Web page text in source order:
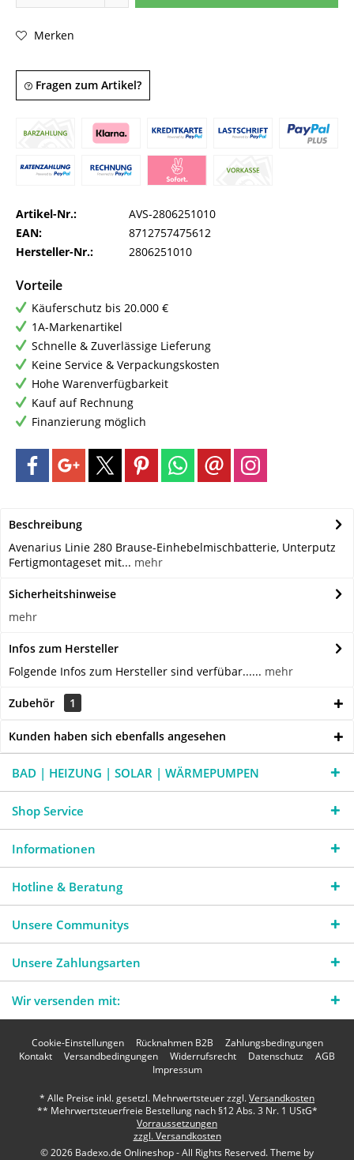
Merken
Fragen zum Artikel?
Artikel-Nr.:
AVS-2806251010
EAN:
8712757475612
Hersteller-Nr.:
2806251010
Vorteile
Käuferschutz bis 20.000 €
1A-Markenartikel
Schnelle & Zuverlässige Lieferung
Keine Service & Verpackungskosten
Hohe Warenverfügbarkeit
Kauf auf Rechnung
Finanzierung möglich
Beschreibung
Avenarius Linie 280 Brause-Einhebelmischbatterie, Unterputz
Fertigmontageset mit... mehr
Sicherheitshinweise
mehr
Infos zum Hersteller
Folgende Infos zum Hersteller sind verfübar...... mehr
Zubehör 1
Kunden haben sich ebenfalls angesehen
BAD | HEIZUNG | SOLAR | WÄRMEPUMPEN
Shop Service
Informationen
Hotline & Beratung
Unsere Communitys
Unsere Zahlungsarten
Wir versenden mit:
Cookie-Einstellungen Rücknahmen B2B
Zahlungsbedingungen
Kontakt
Versandbedingungen Widerrufsrecht Datenschutz
AGB
Impressum
* Alle Preise inkl. gesetzl. Mehrwertsteuer zzgl.Versandkosten
** Mehrwertsteuerfreie Bestellung nach §12 Abs. 3 Nr. 1 UStG*
Vorraussetzungen
zzgl. Versandkosten
© 2026 Badexo.de Onlineshop - All Rights Reserved. Theme by